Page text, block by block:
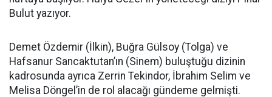
Bulut yazıyor.
Demet Özdemir (İlkin), Buğra Gülsoy (Tolga) ve
Hafsanur Sancaktutan’ın (Sinem) buluştuğu dizinin
kadrosunda ayrıca Zerrin Tekindor, İbrahim Selim ve
Melisa Döngel’in de rol alacağı gündeme gelmişti.